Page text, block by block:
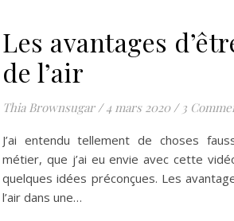
Les avantages
de l’air
Thia Brownsugar / 4 mars 2020 / 3
J’ai entendu tellement de choses
métier, que j’ai eu envie avec cette
quelques idées préconçues. Les
l’air dans une…